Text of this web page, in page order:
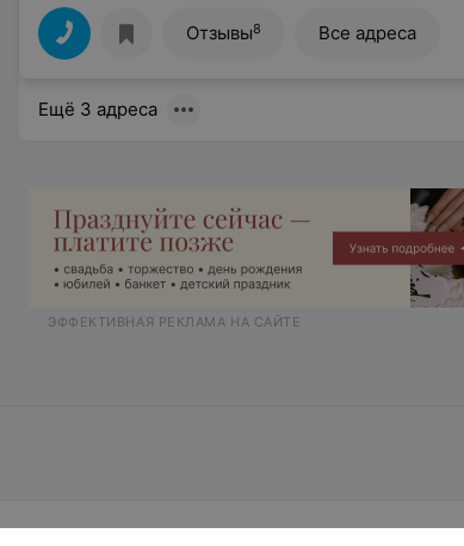
Отзывы8 Все адреса
Ещё 3 адреса
ЭФФЕКТИВНАЯ РЕКЛАМА НА САЙТЕ